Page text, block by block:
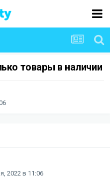
товары в наличии
2022 в 11:06